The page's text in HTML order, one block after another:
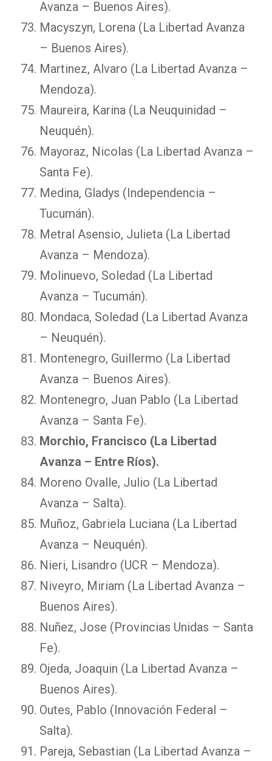
Avanza – Buenos Aires).
Macyszyn, Lorena (La Libertad Avanza
– Buenos Aires).
Martinez, Alvaro (La Libertad Avanza –
Mendoza).
Maureira, Karina (La Neuquinidad –
Neuquén).
Mayoraz, Nicolas (La Libertad Avanza –
Santa Fe).
Medina, Gladys (Independencia –
Tucumán).
Metral Asensio, Julieta (La Libertad
Avanza – Mendoza).
Molinuevo, Soledad (La Libertad
Avanza – Tucumán).
Mondaca, Soledad (La Libertad Avanza
– Neuquén).
Montenegro, Guillermo (La Libertad
Avanza – Buenos Aires).
Montenegro, Juan Pablo (La Libertad
Avanza – Santa Fe).
Morchio, Francisco (La Libertad
Avanza – Entre Ríos).
Moreno Ovalle, Julio (La Libertad
Avanza – Salta).
Muñoz, Gabriela Luciana (La Libertad
Avanza – Neuquén).
Nieri, Lisandro (UCR – Mendoza).
Niveyro, Miriam (La Libertad Avanza –
Buenos Aires).
Nuñez, Jose (Provincias Unidas – Santa
Fe).
Ojeda, Joaquin (La Libertad Avanza –
Buenos Aires).
Outes, Pablo (Innovación Federal –
Salta).
Pareja, Sebastian (La Libertad Avanza –